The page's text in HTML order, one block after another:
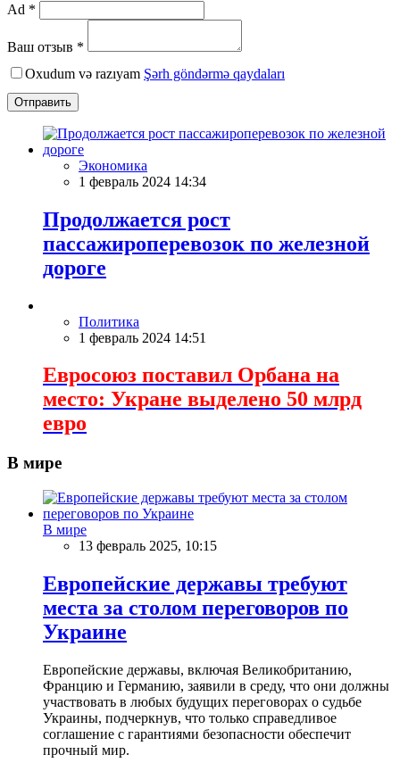
Ad *
Ваш отзыв *
Oxudum və razıyam Şərh göndərmə qaydaları
Отправить
Экономика
1 февраль 2024 14:34
Продолжается рост
пассажироперевозок по железной
дороге
Политика
1 февраль 2024 14:51
Евросоюз поставил Орбана на
место: Укране выделено 50 млрд
евро
В мире
В мире
13 февраль 2025, 10:15
Европейские державы требуют
места за столом переговоров по
Украине
Европейские державы, включая Великобританию,
Францию и Германию, заявили в среду, что они должны
участвовать в любых будущих переговорах о судьбе
Украины, подчеркнув, что только справедливое
соглашение с гарантиями безопасности обеспечит
прочный мир.